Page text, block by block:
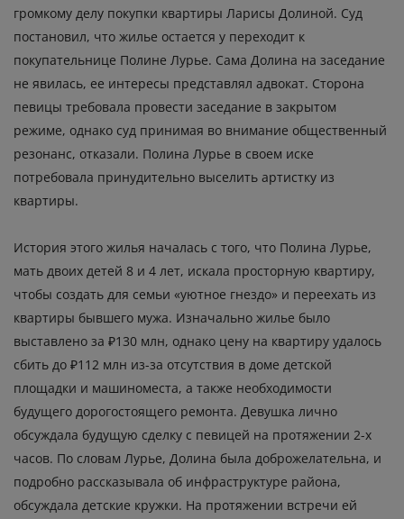
громкому делу покупки квартиры Ларисы Долиной. Суд
постановил, что жилье остается у переходит к
покупательнице Полине Лурье. Сама Долина на заседание
не явилась, ее интересы представлял адвокат. Сторона
певицы требовала провести заседание в закрытом
режиме, однако суд принимая во внимание общественный
резонанс, отказали. Полина Лурье в своем иске
потребовала принудительно выселить артистку из
квартиры.
История этого жилья началась с того, что Полина Лурье,
мать двоих детей 8 и 4 лет, искала просторную квартиру,
чтобы создать для семьи «уютное гнездо» и переехать из
квартиры бывшего мужа. Изначально жилье было
выставлено за ₽130 млн, однако цену на квартиру удалось
сбить до ₽112 млн из-за отсутствия в доме детской
площадки и машиноместа, а также необходимости
будущего дорогостоящего ремонта. Девушка лично
обсуждала будущую сделку с певицей на протяжении 2-х
часов. По словам Лурье, Долина была доброжелательна, и
подробно рассказывала об инфраструктуре района,
обсуждала детские кружки. На протяжении встречи ей